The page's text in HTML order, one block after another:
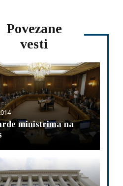
Povezane
vesti
ministrima na